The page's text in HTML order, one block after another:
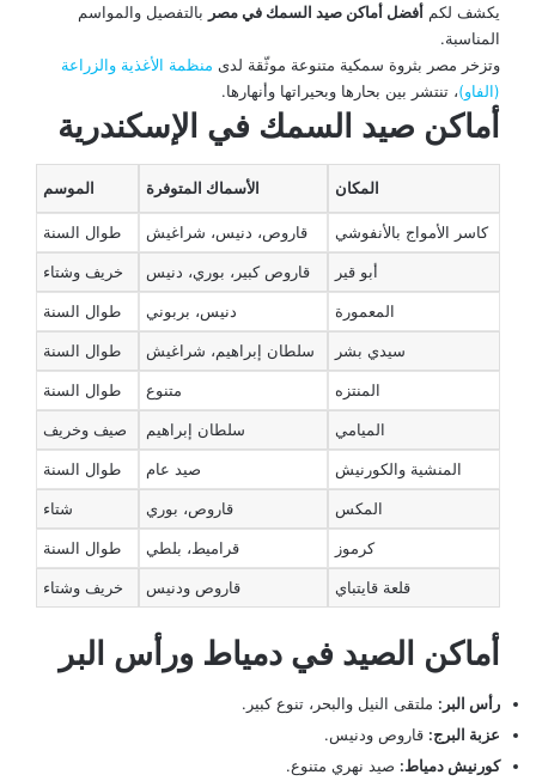
يكشف لكم أفضل أماكن صيد السمك في مصر بالتفصيل والمواسم
المناسبة.
وتزخر مصر بثروة سمكية متنوعة موثّقة لدى منظمة الأغذية والزراعة
(الفاو)، تنتشر بين بحارها وبحيراتها وأنهارها.
أماكن صيد السمك في الإسكندرية
المكان الأسماك المتوفرة الموسم
كاسر الأمواج بالأنفوشي قاروص، دنيس، شراغيش طوال السنة
أبو قير قاروص كبير، بوري، دنيس خريف وشتاء
المعمورة دنيس، بربوني طوال السنة
سيدي بشر سلطان إبراهيم، شراغيش طوال السنة
المنتزه متنوع طوال السنة
الميامي سلطان إبراهيم صيف وخريف
المنشية والكورنيش صيد عام طوال السنة
المكس قاروص، بوري شتاء
كرموز قراميط، بلطي طوال السنة
قلعة قايتباي قاروص ودنيس خريف وشتاء
أماكن الصيد في دمياط ورأس البر
رأس البر: ملتقى النيل والبحر، تنوع كبير.
عزبة البرج: قاروص ودنيس.
كورنيش دمياط: صيد نهري متنوع.